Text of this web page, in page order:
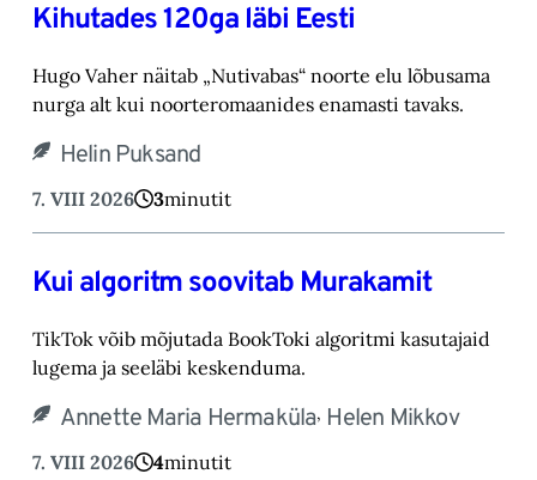
Kihutades 120ga läbi Eesti
Hugo Vaher näitab „Nutivabas“ noorte elu lõbusama
nurga alt kui noorteromaanides ena‎masti tavaks.‎
Helin Puksand
7. VIII 2026 3minutit
Kui algoritm soovitab Murakamit
TikTok võib mõjutada BookToki algoritmi kasutajaid
lugema ja seeläbi keskenduma.‎
Annette Maria Hermaküla, Helen Mikkov
7. VIII 2026 4minutit